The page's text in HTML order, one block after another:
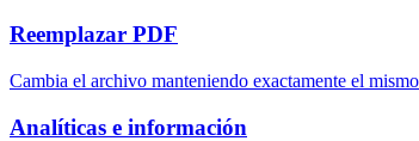
Reemplazar PDF
Cambia el archivo manteniendo exactamente el
Analíticas e información